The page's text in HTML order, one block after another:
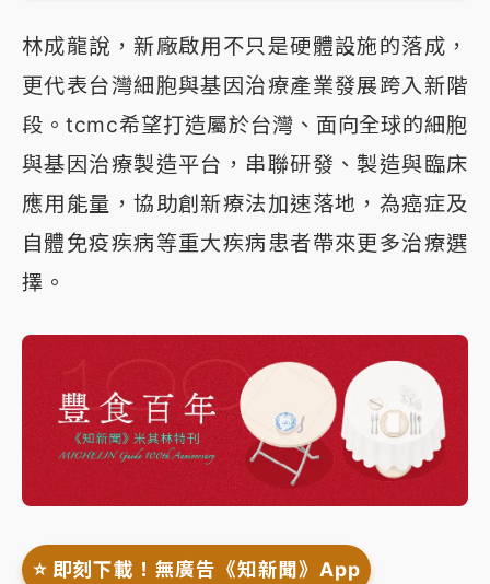
林成龍說，新廠啟用不只是硬體設施的落成，
更代表台灣細胞與基因治療產業發展跨入新階
段。tcmc希望打造屬於台灣、面向全球的細胞
與基因治療製造平台，串聯研發、製造與臨床
應用能量，協助創新療法加速落地，為癌症及
自體免疫疾病等重大疾病患者帶來更多治療選
擇。
⭐️ 即刻下載！無廣告《知新聞》App